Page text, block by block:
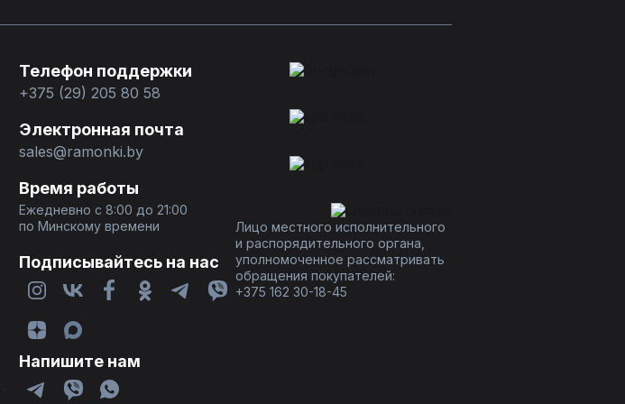
Телефон поддержки
+375 (29) 205 80 58
Электронная почта
sales@ramonki.by
Время работы
Ежедневно с 8:00 до 21:00
по Минскому времени
Подписывайтесь на нас
Напишите нам
Лицо местного исполнительного
и распорядительного органа,
уполномоченное рассматривать
обращения покупателей:
+375 162 30-18-45